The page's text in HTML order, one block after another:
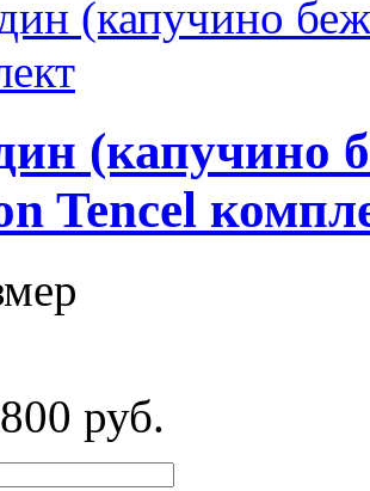
(капучино
Tencel
руб.